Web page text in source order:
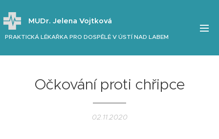
MUDr. Jelena Vojtková
PRAKTICKÁ LÉKAŘKA PRO DOSPĚLÉ V ÚSTÍ NAD LABEM
Očkování proti chřipce
02.11.2020